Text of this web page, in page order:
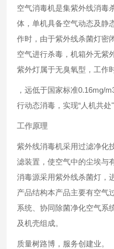
空气消毒机是集紫外线消毒
体，单机具备空气动态及静
作时，由于紫外线杀菌灯密
空气进行杀毒，机箱外无紫
紫外灯属于无臭氧型，工作
，远低于国家标准0.16mg/
行动态消毒，实现“人机共处"
工作原理
紫外线消毒机采用过滤净化
滤装置，使空气中的尘埃与
消毒源采用紫外线杀菌灯，
产品结构本产品主要有空气
系统、协同除菌净化空气系
及机壳组成。
质量树路博，服务创建业。